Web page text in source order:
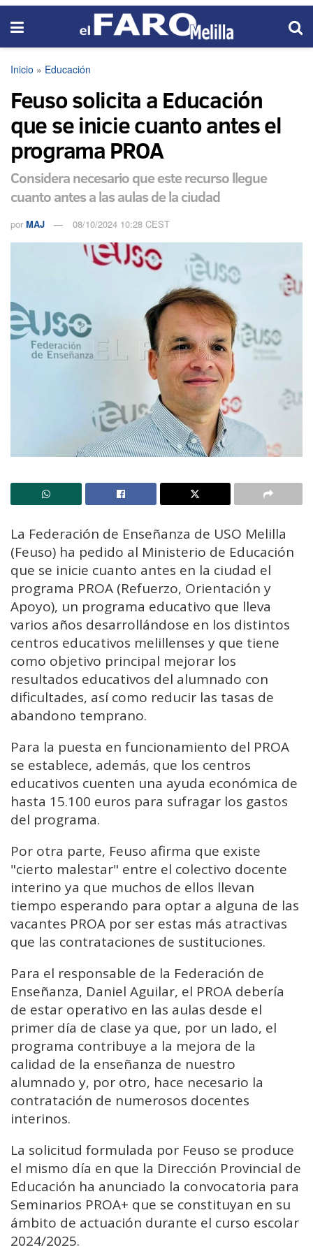
Inicio » Educación
Feuso solicita a Educación
que se inicie cuanto antes el
programa PROA
Considera necesario que este recurso llegue
cuanto antes a las aulas de la ciudad
por MAJ 08/10/2024 10:28 CEST
La Federación de Enseñanza de USO Melilla
(Feuso) ha pedido al Ministerio de Educación
que se inicie cuanto antes en la ciudad el
programa PROA (Refuerzo, Orientación y
Apoyo), un programa educativo que lleva
varios años desarrollándose en los distintos
centros educativos melillenses y que tiene
como objetivo principal mejorar los
resultados educativos del alumnado con
dificultades, así como reducir las tasas de
abandono temprano.
Para la puesta en funcionamiento del PROA
se establece, además, que los centros
educativos cuenten una ayuda económica de
hasta 15.100 euros para sufragar los gastos
del programa.
Por otra parte, Feuso afirma que existe
"cierto malestar" entre el colectivo docente
interino ya que muchos de ellos llevan
tiempo esperando para optar a alguna de las
vacantes PROA por ser estas más atractivas
que las contrataciones de sustituciones.
Para el responsable de la Federación de
Enseñanza, Daniel Aguilar, el PROA debería
de estar operativo en las aulas desde el
primer día de clase ya que, por un lado, el
programa contribuye a la mejora de la
calidad de la enseñanza de nuestro
alumnado y, por otro, hace necesario la
contratación de numerosos docentes
interinos.
La solicitud formulada por Feuso se produce
el mismo día en que la Dirección Provincial de
Educación ha anunciado la convocatoria para
Seminarios PROA+ que se constituyan en su
ámbito de actuación durante el curso escolar
2024/2025.